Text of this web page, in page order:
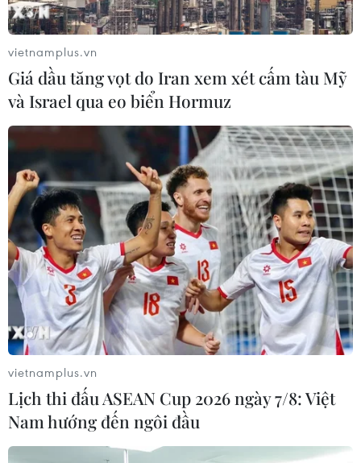
Đức không chấp nhận gia hạn chương
trình cứu trợ của Hy Lạp
20/02/2015 02:30
Bộ Tài chính Đức thông báo không chấp nhận đề nghị
của Athens về việc gia hạn thêm sáu tháng chương trình
cho vay cứu trợ Hy Lạp dự kiến sẽ hết hạn vào ngày
28/2 tới.
vietnamplus.vn
Giá dầu tăng vọt do Iran xem xét cấm tàu Mỹ
và Israel qua eo biển Hormuz
vietnamplus.vn
Lịch thi đấu ASEAN Cup 2026 ngày 7/8: Việt
Nam hướng đến ngôi đầu